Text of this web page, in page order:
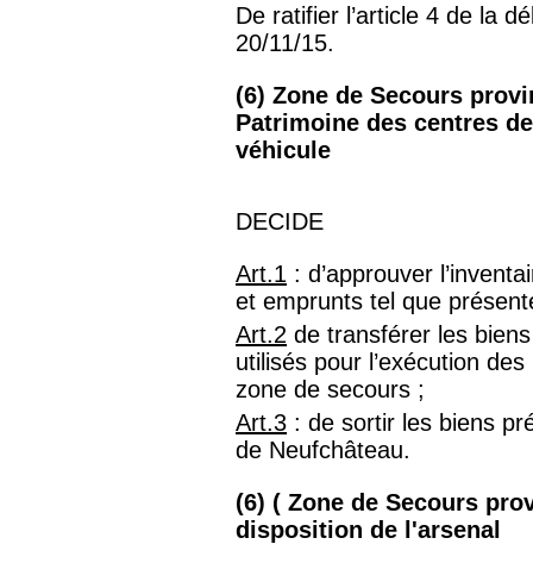
De ratifier l’article 4 de la
20/11/15.
(6) Zone de Secours
Patrimoine des centres
véhicule
DECIDE
Art.1 : d’approuver
et emprunts tel que
Art.2 de transférer les
utilisés pour l’exécution
zone de secours ;
Art.3 : de sortir les biens
de Neufchâteau.
(6) ( Zone de Secours
disposition de l'arsenal